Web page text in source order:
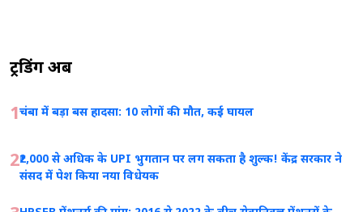
ट्रेंडिंग अब
1चंबा में बड़ा बस हादसा: 10 लोगों की मौत, कई घायल
2₹2,000 से अधिक के UPI भुगतान पर लग सकता है शुल्क! केंद्र सरकार ने
संसद में पेश किया नया विधेयक